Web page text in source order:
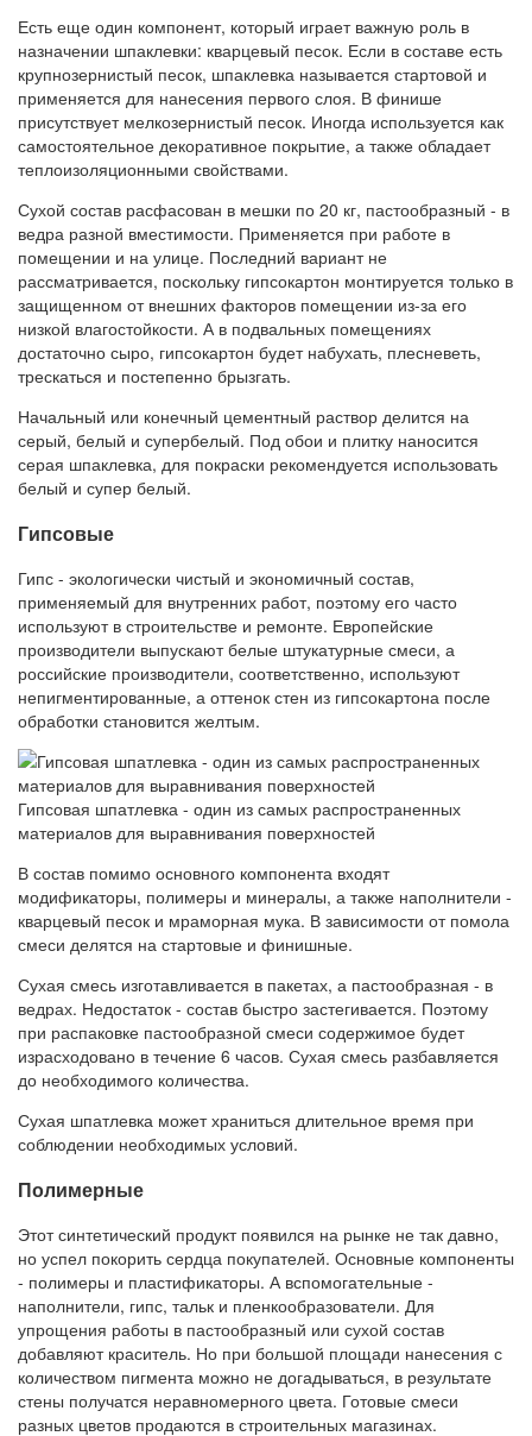
Есть еще один компонент, который играет важную роль в
назначении шпаклевки: кварцевый песок. Если в составе есть
крупнозернистый песок, шпаклевка называется стартовой и
применяется для нанесения первого слоя. В финише
присутствует мелкозернистый песок. Иногда используется как
самостоятельное декоративное покрытие, а также обладает
теплоизоляционными свойствами.
Сухой состав расфасован в мешки по 20 кг, пастообразный - в
ведра разной вместимости. Применяется при работе в
помещении и на улице. Последний вариант не
рассматривается, поскольку гипсокартон монтируется только в
защищенном от внешних факторов помещении из-за его
низкой влагостойкости. А в подвальных помещениях
достаточно сыро, гипсокартон будет набухать, плесневеть,
трескаться и постепенно брызгать.
Начальный или конечный цементный раствор делится на
серый, белый и супербелый. Под обои и плитку наносится
серая шпаклевка, для покраски рекомендуется использовать
белый и супер белый.
Гипсовые
Гипс - экологически чистый и экономичный состав,
применяемый для внутренних работ, поэтому его часто
используют в строительстве и ремонте. Европейские
производители выпускают белые штукатурные смеси, а
российские производители, соответственно, используют
непигментированные, а оттенок стен из гипсокартона после
обработки становится желтым.
Гипсовая шпатлевка - один из самых распространенных
материалов для выравнивания поверхностей
В состав помимо основного компонента входят
модификаторы, полимеры и минералы, а также наполнители -
кварцевый песок и мраморная мука. В зависимости от помола
смеси делятся на стартовые и финишные.
Сухая смесь изготавливается в пакетах, а пастообразная - в
ведрах. Недостаток - состав быстро застегивается. Поэтому
при распаковке пастообразной смеси содержимое будет
израсходовано в течение 6 часов. Сухая смесь разбавляется
до необходимого количества.
Сухая шпатлевка может храниться длительное время при
соблюдении необходимых условий.
Полимерные
Этот синтетический продукт появился на рынке не так давно,
но успел покорить сердца покупателей. Основные компоненты
- полимеры и пластификаторы. А вспомогательные -
наполнители, гипс, тальк и пленкообразователи. Для
упрощения работы в пастообразный или сухой состав
добавляют краситель. Но при большой площади нанесения с
количеством пигмента можно не догадываться, в результате
стены получатся неравномерного цвета. Готовые смеси
разных цветов продаются в строительных магазинах.